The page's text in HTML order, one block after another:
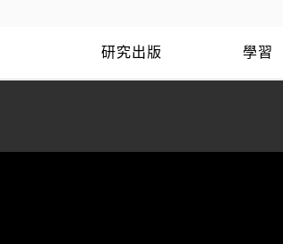
研究出版 學習